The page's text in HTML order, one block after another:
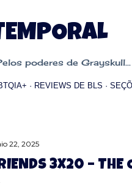
poderes de
REVIEWS DE BLS
22, 2025
3X20 – THE